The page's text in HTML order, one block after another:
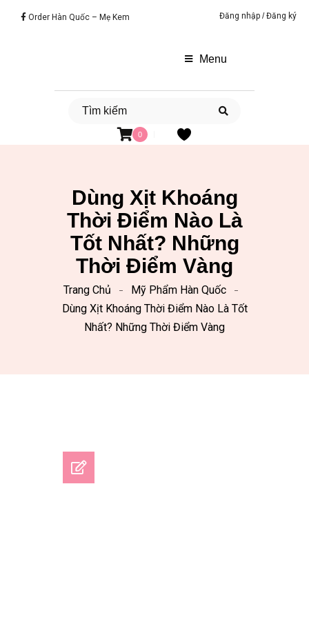
Order Hàn Quốc – Mẹ Kem Đăng nhập /Đăng ký
Menu
0
Dùng Xịt Khoáng
Thời Điểm Nào Là
Tốt Nhất? Những
Thời Điểm Vàng
Trang Chủ
Mỹ Phẩm Hàn Quốc
Dùng Xịt Khoáng Thời Điểm Nào Là Tốt
Nhất? Những Thời Điểm Vàng